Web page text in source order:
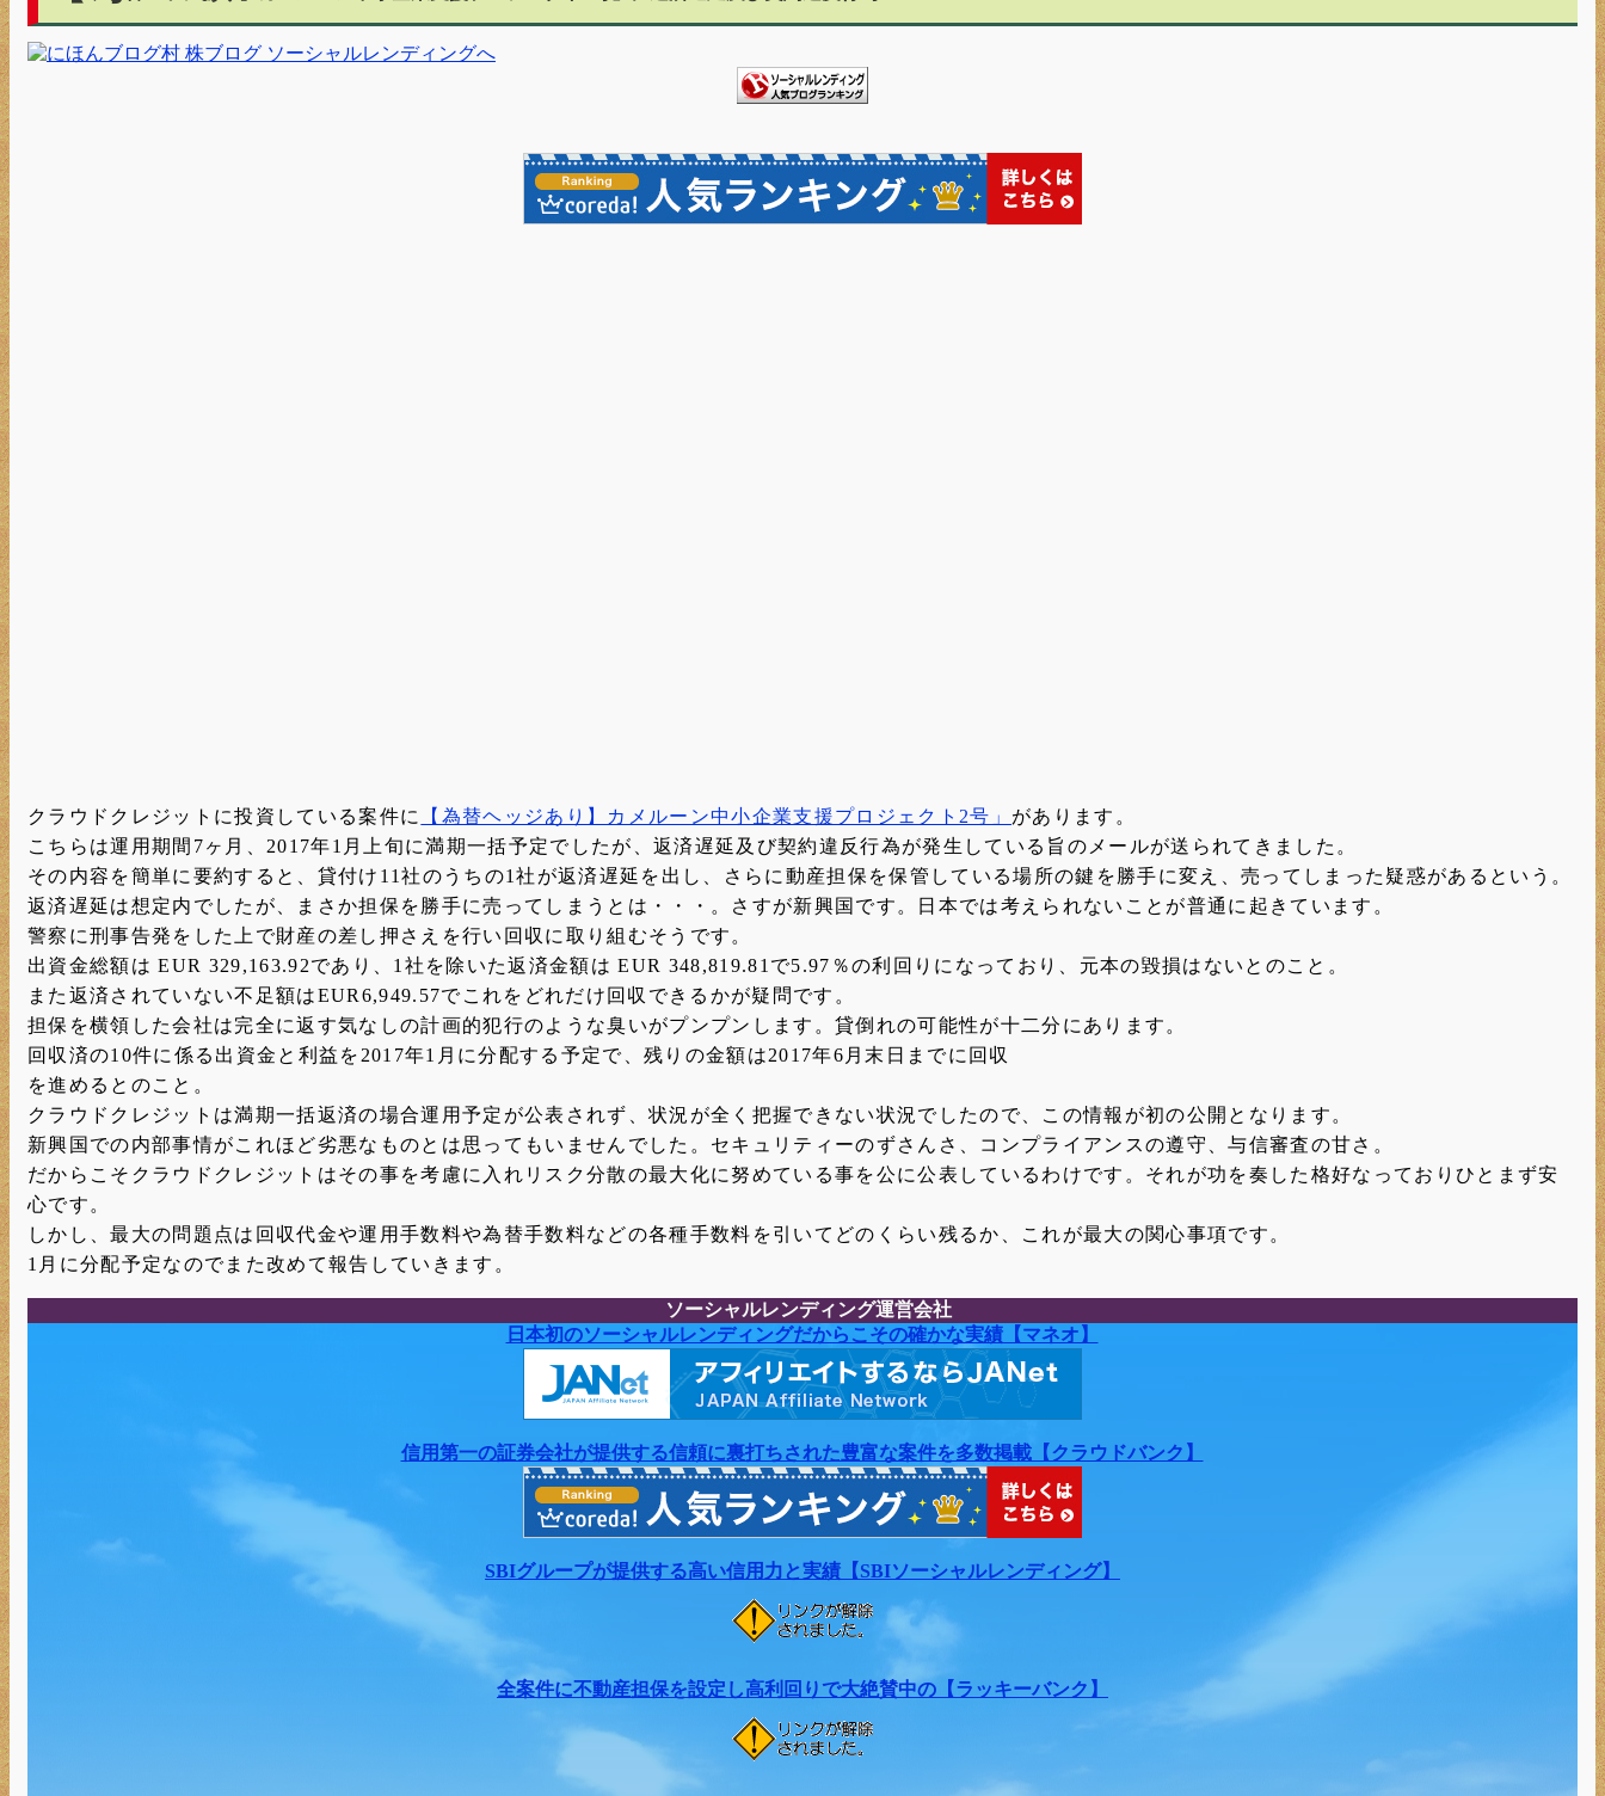
クラウドクレジットに投資している案件に 【為替ヘッジあり】カメルーン中小企業支援プロジェクト2号」 があります。
こちらは運用期間7ヶ月、2017年1月上旬に満期一括予定でしたが、返済遅延及び契約違反行為が発生している旨のメールが送られてきました。
その内容を簡単に要約すると、貸付け11社のうちの1社が返済遅延を出し、さらに動産担保を保管している場所の鍵を勝手に変え、売ってしまった疑惑があるという。
返済遅延は想定内でしたが、まさか担保を勝手に売ってしまうとは・・・。さすが新興国です。日本では考えられないことが普通に起きています。
警察に刑事告発をした上で財産の差し押さえを行い回収に取り組むそうです。
出資金総額は EUR 329,163.92であり、1社を除いた返済金額は EUR 348,819.81で5.97％の利回りになっており、元本の毀損はないとのこと。
また返済されていない不足額はEUR6,949.57でこれをどれだけ回収できるかが疑問です。
担保を横領した会社は完全に返す気なしの計画的犯行のような臭いがプンプンします。貸倒れの可能性が十二分にあります。
回収済の10件に係る出資金と利益を2017年1月に分配する予定で、残りの金額は2017年6月末日までに回収
を進めるとのこと。
クラウドクレジットは満期一括返済の場合運用予定が公表されず、状況が全く把握できない状況でしたので、この情報が初の公開となります。
新興国での内部事情がこれほど劣悪なものとは思ってもいませんでした。セキュリティーのずさんさ、コンプライアンスの遵守、与信審査の甘さ。
だからこそクラウドクレジットはその事を考慮に入れリスク分散の最大化に努めている事を公に公表しているわけです。それが功を奏した格好なっておりひとまず安
心です。
しかし、最大の問題点は回収代金や運用手数料や為替手数料などの各種手数料を引いてどのくらい残るか、これが最大の関心事項です。
1月に分配予定なのでまた改めて報告していきます。
ソーシャルレンディング運営会社
日本初のソーシャルレンディングだからこその確かな実績【マネオ】
信用第一の証券会社が提供する信頼に裏打ちされた豊富な案件を多数掲載【クラウドバンク】
SBIグループが提供する高い信用力と実績【SBIソーシャルレンディング】
全案件に不動産担保を設定し高利回りで大絶賛中の【ラッキーバンク】